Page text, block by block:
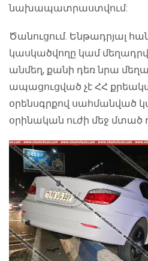
նախապատրաստվում:
Ծանուցում. Ենթադրյալ
կասկածվողը կամ
անմեղ, քանի դեռ նրա
ապացուցված չէ ՀՀ
օրենսգրքով սահմանված
օրինական ուժի մեջ